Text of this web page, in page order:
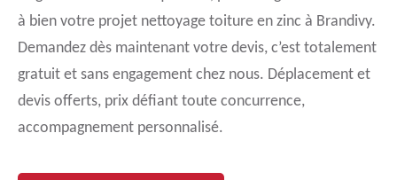
à bien votre projet nettoyage toiture en zinc à Brandivy.
Demandez dès maintenant votre devis, c’est totalement
gratuit et sans engagement chez nous. Déplacement et
devis offerts, prix défiant toute concurrence,
accompagnement personnalisé.